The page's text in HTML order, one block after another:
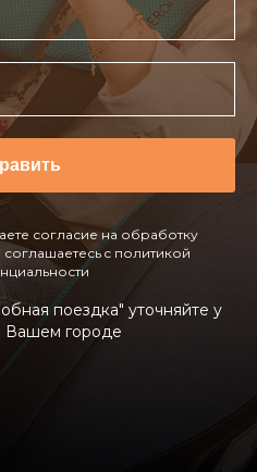
согласие на обработку
c политикой
поездка" уточняйте у
Вашем городе